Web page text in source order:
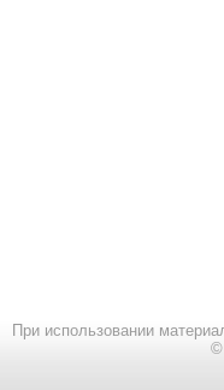
При использовании